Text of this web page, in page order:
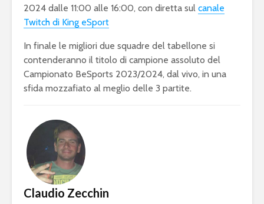
2024 dalle 11:00 alle 16:00, con diretta sul canale
Twitch di King eSport
In finale le migliori due squadre del tabellone si
contenderanno il titolo di campione assoluto del
Campionato BeSports 2023/2024, dal vivo, in una
sfida mozzafiato al meglio delle 3 partite.
Claudio Zecchin